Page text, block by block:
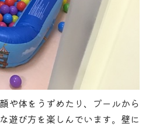
や体をうずめたり、プールから
遊び方を楽しんでいます。壁に